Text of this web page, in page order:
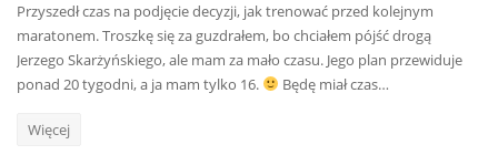
Przyszedł czas na podjęcie decyzji, jak trenować przed kolejnym
maratonem. Troszkę się za guzdrałem, bo chciałem pójść drogą
Jerzego Skarżyńskiego, ale mam za mało czasu. Jego plan przewiduje
ponad 20 tygodni, a ja mam tylko 16.
Będę miał czas…
Więcej